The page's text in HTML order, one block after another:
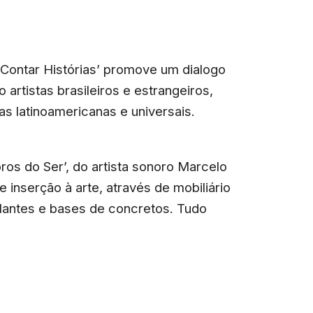
Histórias’ promove um dialogo
artistas brasileiros e estrangeiros,
latinoamericanas e universais.
do Ser’, do artista sonoro Marcelo
inserção à arte, através de mobiliário
e bases de concretos. Tudo